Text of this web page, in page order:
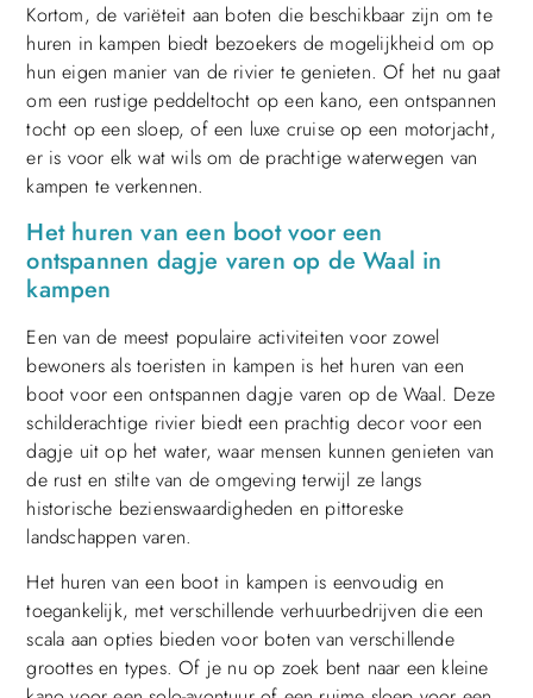
Kortom, de variëteit aan boten die beschikbaar zijn om te
huren in kampen biedt bezoekers de mogelijkheid om op
hun eigen manier van de rivier te genieten. Of het nu gaat
om een rustige peddeltocht op een kano, een ontspannen
tocht op een sloep, of een luxe cruise op een motorjacht,
er is voor elk wat wils om de prachtige waterwegen van
kampen te verkennen.
Het huren van een boot voor een
ontspannen dagje varen op de Waal in
kampen
Een van de meest populaire activiteiten voor zowel
bewoners als toeristen in kampen is het huren van een
boot voor een ontspannen dagje varen op de Waal. Deze
schilderachtige rivier biedt een prachtig decor voor een
dagje uit op het water, waar mensen kunnen genieten van
de rust en stilte van de omgeving terwijl ze langs
historische bezienswaardigheden en pittoreske
landschappen varen.
Het huren van een boot in kampen is eenvoudig en
toegankelijk, met verschillende verhuurbedrijven die een
scala aan opties bieden voor boten van verschillende
groottes en types. Of je nu op zoek bent naar een kleine